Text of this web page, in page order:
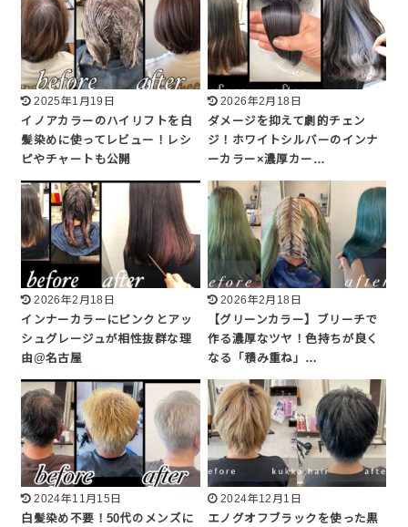
2025年1月19日
イノアカラーのハイリフトを白
髪染めに使ってレビュー！レシ
ピやチャートも公開
2026年2月18日
ダメージを抑えて劇的チェン
ジ！ホワイトシルバーのインナ
ーカラー×濃厚カー…
2026年2月18日
インナーカラーにピンクとアッ
シュグレージュが相性抜群な理
由@名古屋
2026年2月18日
【グリーンカラー】ブリーチで
作る濃厚なツヤ！色持ちが良く
なる「積み重ね」…
2024年11月15日
白髪染め不要！50代のメンズに
2024年12月1日
エノグオフブラックを使った黒